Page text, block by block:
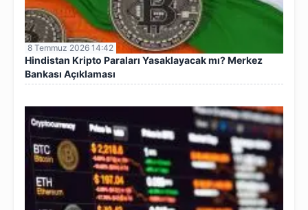
8 Temmuz 2026 14:42
Hindistan Kripto Paraları Yasaklayacak mı? Merkez
Bankası Açıklaması